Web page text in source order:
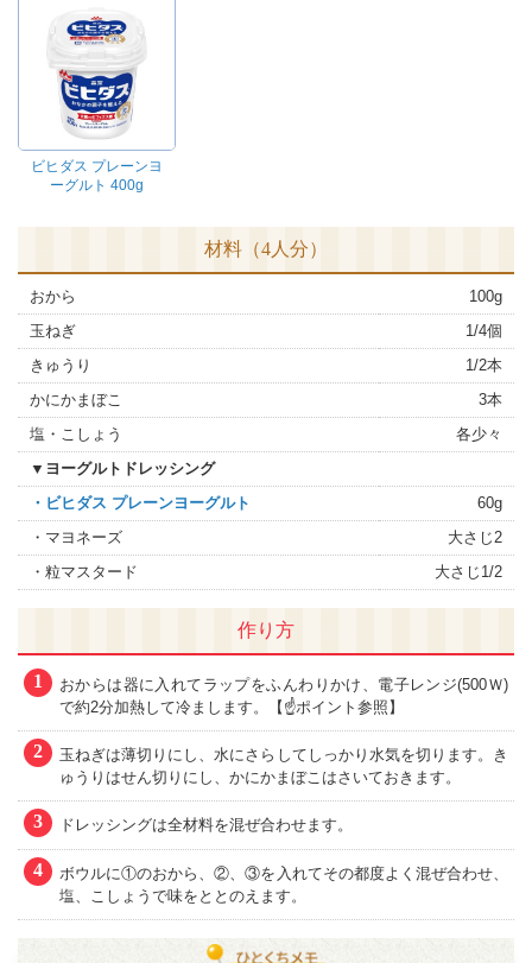
ビヒダス プレーンヨ
ーグルト 400g
材料（4人分）
おから
100g
玉ねぎ
1/4個
きゅうり
1/2本
かにかまぼこ
3本
塩・こしょう
各少々
▼ヨーグルトドレッシング
・ビヒダス プレーンヨーグルト
60g
・マヨネーズ
大さじ2
・粒マスタード
大さじ1/2
作り方
1
おからは器に入れてラップをふんわりかけ、電子レンジ(500Ｗ)
で約2分加熱して冷まします。【☝ポイント参照】
2
玉ねぎは薄切りにし、水にさらしてしっかり水気を切ります。き
ゅうりはせん切りにし、かにかまぼこはさいておきます。
3 ドレッシングは全材料を混ぜ合わせます。
4
ボウルに①のおから、②、③を入れてその都度よく混ぜ合わせ、
塩、こしょうで味をととのえます。